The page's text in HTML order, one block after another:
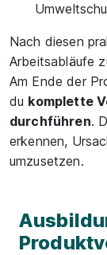
Nach diesen
Arbeitsabläufe
Am Ende der
du komplette
durchführen.
erkennen,
umzusetzen.